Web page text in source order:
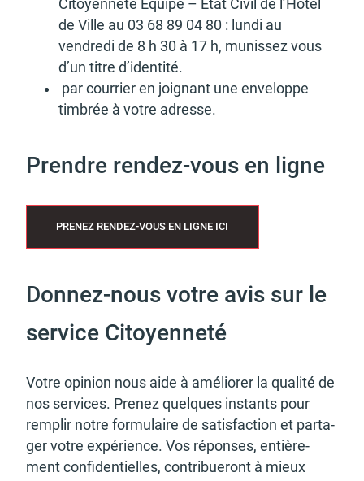
Citoyen­neté Equipe – Etat Civil de l’Hô­tel
de Ville au 03 68 89 04 80 : lundi au
vendredi de 8 h 30 à 17 h, munis­sez vous
d’un titre d’iden­tité.
par cour­rier en joignant une enve­loppe
timbrée à votre adresse.
Prendre rendez-vous en ligne
PRENEZ RENDEZ-VOUS EN LIGNE ICI
Donnez-nous votre avis sur le
service Citoyenneté
Votre opinion nous aide à amélio­rer la qualité de
nos services. Prenez quelques instants pour
remplir notre formu­laire de satis­fac­tion et parta­
ger votre expé­rience. Vos réponses, entiè­re­
ment confi­den­tielles, contri­bue­ront à mieux